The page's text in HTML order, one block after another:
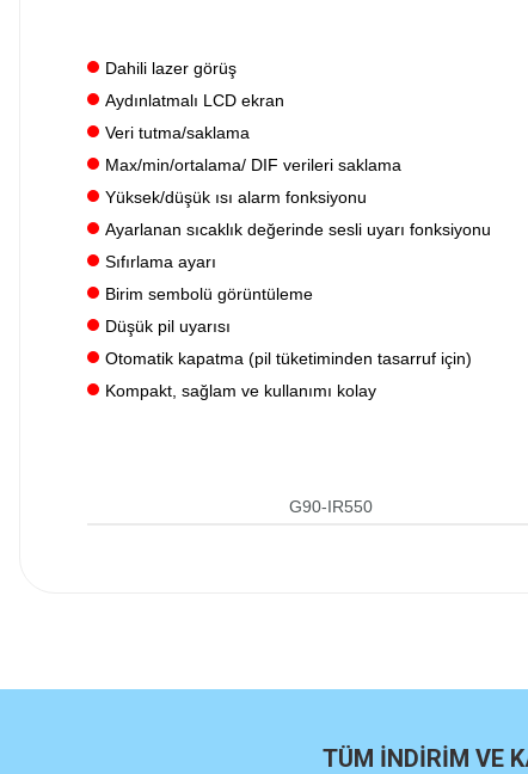
Dahili lazer görüş
Aydınlatmalı LCD ekran
Veri tutma/saklama
Max/min/ortalama/ DIF verileri saklama
Yüksek/düşük ısı alarm fonksiyonu
Ayarlanan sıcaklık değerinde sesli uyarı fonksiyonu
Sıfırlama ayarı
Birim sembolü görüntüleme
Düşük pil uyarısı
Otomatik kapatma (pil tüketiminden tasarruf için)
Kompakt, sağlam ve kullanımı kolay
G90-IR550
TÜM İNDİRİM VE